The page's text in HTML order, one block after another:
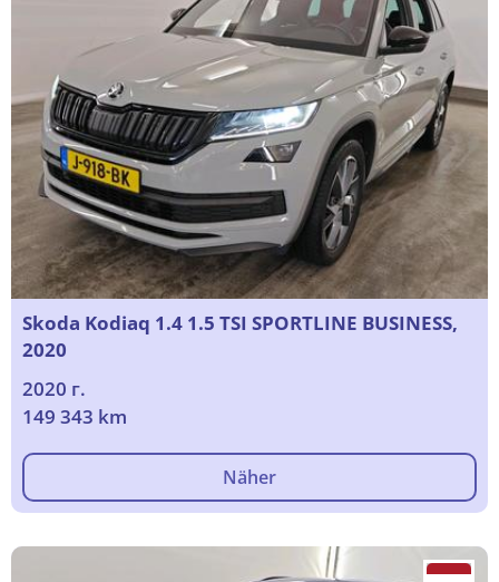
Skoda Kodiaq 1.4 1.5 TSI SPORTLINE BUSINESS,
2020
2020 г.
149 343 km
Näher